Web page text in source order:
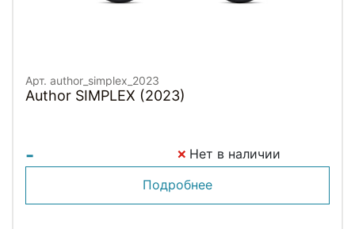
Арт. author_simplex_2023
Author SIMPLEX (2023)
-
Нет в наличии
Подробнее